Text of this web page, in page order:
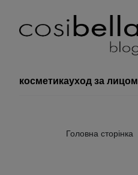
косметикауход за лицом
Головна сторінка